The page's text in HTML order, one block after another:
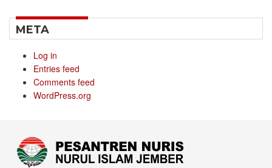
META
Log in
Entries feed
Comments feed
WordPress.org